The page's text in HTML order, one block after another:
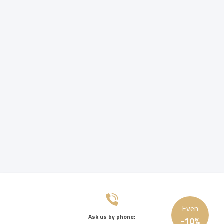
Ask us by phone:
Even
-10%